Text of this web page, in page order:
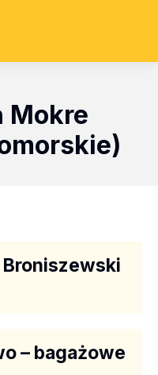
Mokre
Broniszewski
– bagażowe